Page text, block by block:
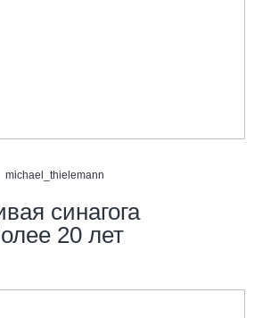
michael_thielemann
синагога
20 лет